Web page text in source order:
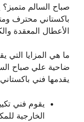
صباح السالم متميز؟
باكستاني محترف
الأعطال المعقدة
ما هي المزايا التي
ضاحية علي صباح
يقدمها فني باكستاني
يقوم فني
الخارجية